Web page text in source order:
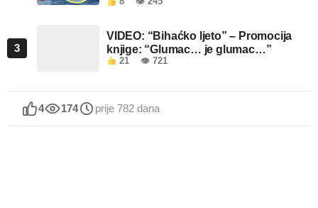
3
VIDEO: “Bihaćko ljeto” – Promocija
knjige: “Glumac… je glumac…”
21 👁 721
4 174 prije 782 dana